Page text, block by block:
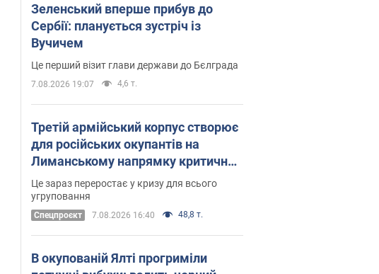
Зеленський вперше прибув до
Сербії: планується зустріч із
Вучичем
Це перший візит глави держави до Бєлграда
7.08.2026 19:07 4,6 т.
Третій армійський корпус створює
для російських окупантів на
Лиманському напрямку критичний
дискомфорт: як це вдалося
Це зараз переростає у кризу для всього
угруповання
Cпецпроєкт 7.08.2026 16:40 48,8 т.
В окупованій Ялті прогриміли